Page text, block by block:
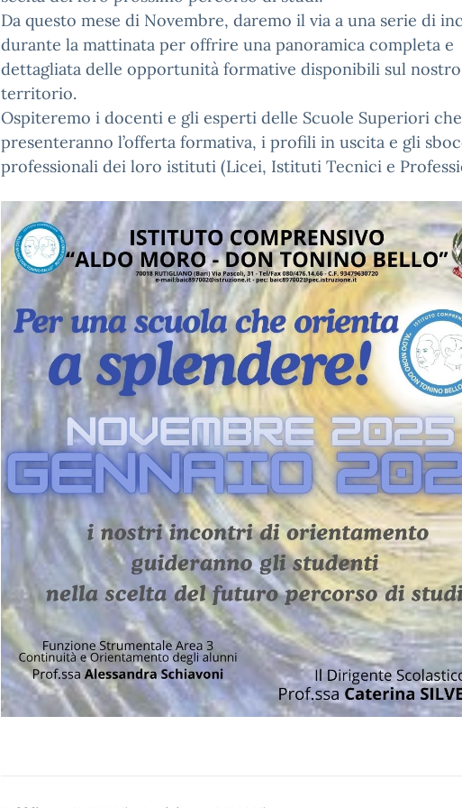
​Da questo mese di Novembre, daremo il via a una serie di
durante la mattinata per offrire una panoramica completa e
dettagliata delle opportunità formative disponibili sul nostro
territorio.
Ospiteremo i docenti e gli esperti delle Scuole Superiori che
presenteranno l’offerta formativa, i profili in uscita e gli
professionali dei loro istituti (Licei, Istituti Tecnici e